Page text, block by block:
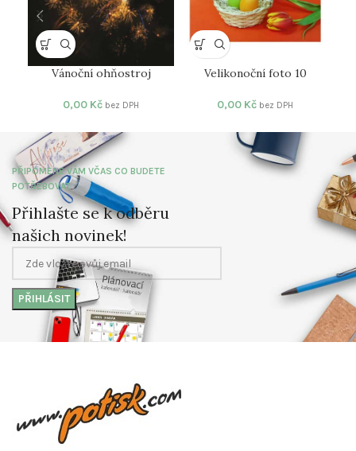
Vánoční ohňostroj
0,00 Kč bez DPH
Velikonoční foto 10
0,00 Kč bez DPH
PŘIPOMENE VÁM VČAS CO BUDETE
POTŘEBOVAT
Přihlašte se k odběru
našich novinek!